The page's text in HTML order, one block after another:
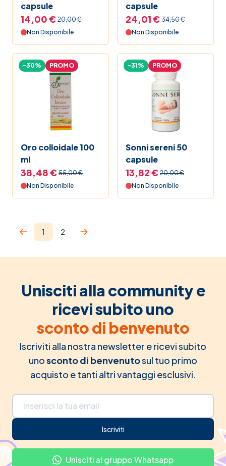
capsule
14,00 € 20,00 €
Non Disponibile
capsule
24,01 € 34,50 €
Non Disponibile
Oro colloidale 100
ml
-30% PROMO
38,48 € 55,00 €
Non Disponibile
Sonni sereni 50
capsule
-31% PROMO
13,82 € 20,00 €
Non Disponibile
Attualmente stai leggendo la pagina
1 Pagina
2
Unisciti alla community e
ricevi subito uno
sconto di benvenuto
Iscriviti alla nostra newsletter e ricevi subito
unosconto di benvenutosul tuo primo
acquisto e tanti altri vantaggi esclusivi.
Indirizzo email
Iscriviti
Unisciti al gruppo Whatsapp